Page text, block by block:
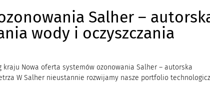
Salher –
wody i oczyszczania
Nowa oferta systemów ozonowania Salher – autorska
W Salher nieustannie rozwijamy nasze portfolio